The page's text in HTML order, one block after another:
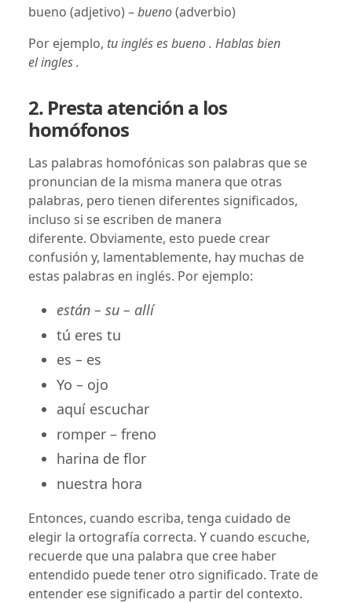
bueno (adjetivo) –bueno(adverbio)
Por ejemplo, tu inglés es bueno . Hablas bien
el ingles .
2. Presta atención a los
homófonos
Las palabras homofónicas son palabras que se
pronuncian de la misma manera que otras
palabras, pero tienen diferentes significados,
incluso si se escriben de manera
diferente. Obviamente, esto puede crear
confusión y, lamentablemente, hay muchas de
estas palabras en inglés. Por ejemplo:
están – su – allí
tú eres tu
es – es
Yo – ojo
aquí escuchar
romper – freno
harina de flor
nuestra hora
Entonces, cuando escriba, tenga cuidado de
elegir la ortografía correcta. Y cuando escuche,
recuerde que una palabra que cree haber
entendido puede tener otro significado. Trate de
entender ese significado a partir del contexto.